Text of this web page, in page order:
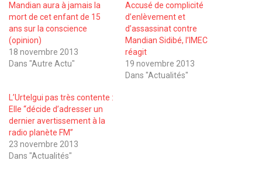
Mandian aura à jamais la
mort de cet enfant de 15
ans sur la conscience
(opinion)
18 novembre 2013
Dans "Autre Actu"
Accusé de complicité
d’enlèvement et
d’assassinat contre
Mandian Sidibé, l’IMEC
réagit
19 novembre 2013
Dans "Actualités"
L’Urtelgui pas très contente :
Elle ‘‘décide d’adresser un
dernier avertissement à la
radio planète FM’’
23 novembre 2013
Dans "Actualités"